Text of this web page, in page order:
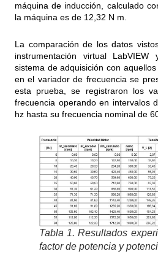
máquina de inducción, calculado
la máquina es de 12,32 N m.
La comparación de los datos
instrumentación virtual
sistema de adquisición con
en el variador de frecuencia se
esta prueba, se registraron los
frecuencia operando en intervalos
hz hasta su frecuencia nominal de
Tabla 1. Resultados
factor de potencia y